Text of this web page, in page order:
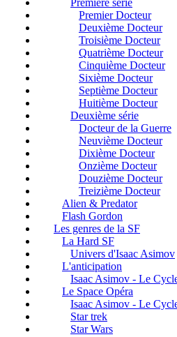
Premier Docteur
Deuxième Docteur
Troisième Docteur
Quatrième Docteur
Cinquième Docteur
Sixième Docteur
Septième Docteur
Huitième Docteur
Deuxième série
Docteur de la Guerre
Neuvième Docteur
Dixième Docteur
Onzième Docteur
Douzième Docteur
Treizième Docteur
Alien & Predator
Flash Gordon
Les genres de la SF
La Hard SF
Univers d'Isaac Asimov
L'anticipation
Isaac Asimov - Le
Le Space Opéra
Isaac Asimov - Le
Star trek
Star Wars